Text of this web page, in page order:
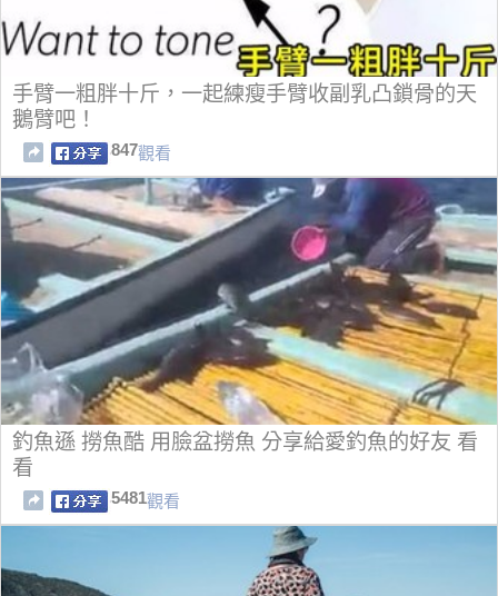
手臂一粗胖十斤，一起練瘦手臂收副乳凸鎖骨的天
鵝臂吧！
847觀看
釣魚遜 撈魚酷 用臉盆撈魚 分享給愛釣魚的好友 看
看
5481觀看